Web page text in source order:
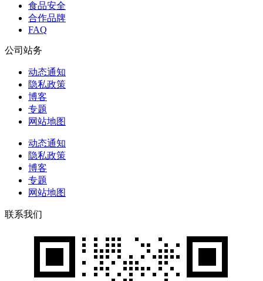
食品安全
合作品牌
FAQ
公司站务
动态通知
隐私政策
博客
专题
网站地图
动态通知
隐私政策
博客
专题
网站地图
联系我们